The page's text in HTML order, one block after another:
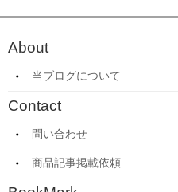
About
当ブログについて
Contact
問い合わせ
商品記事掲載依頼